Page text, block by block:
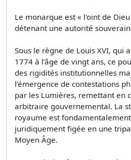
Le monarque est « l'oint de
détenant une autorité
Sous le règne de Louis XVI, qui
1774 à l’âge de vingt ans, ce
des rigidités institutionnelles
l’émergence de contestations
par les Lumières, remettant en
arbitraire gouvernemental. La
royaume est
juridiquement figée en une
Moyen Âge.